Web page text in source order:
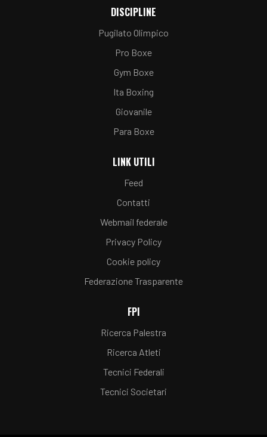
DISCIPLINE
Pugilato Olimpico
Pro Boxe
Gym Boxe
Ita Boxing
Giovanile
Para Boxe
LINK UTILI
Feed
Contatti
Webmail federale
Privacy Policy
Cookie policy
Federazione Trasparente
FPI
Ricerca Palestra
Ricerca Atleti
Tecnici Federali
Tecnici Societari